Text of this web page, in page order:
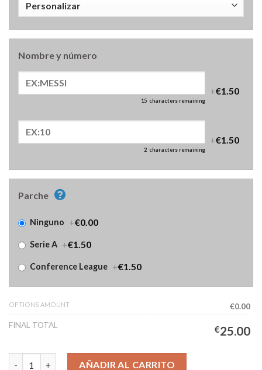
Nombre y número
15 characters remaining
+€1.50
2 characters remaining
+€1.50
Parche
Ninguno +€0.00
Serie A +€1.50
Conference League +€1.50
OPTIONS AMOUNT
€0.00
FINAL TOTAL
€25.00
Camiseta Fiorentina Tercera Equipación Niños 2025/2026
AÑADIR AL CARRITO